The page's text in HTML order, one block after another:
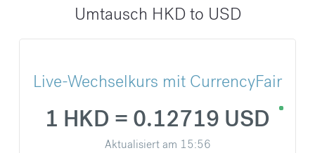
Umtausch HKD to USD
Live-Wechselkurs mit CurrencyFair
1 HKD = 0.12719 USD
Aktualisiert am 15:56